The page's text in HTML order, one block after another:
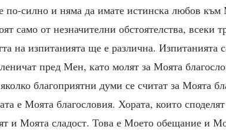
по-силно и няма да имате истинска любов
само от незначителни обстоятелства, всеки
на изпитанията ще е различна. Изпитанията
пред Мен, като молят за Моята
благоприятни думи се считат за Моята
е Моята благословия. Хората, които
и Моята сладост. Това е Моето обещание и